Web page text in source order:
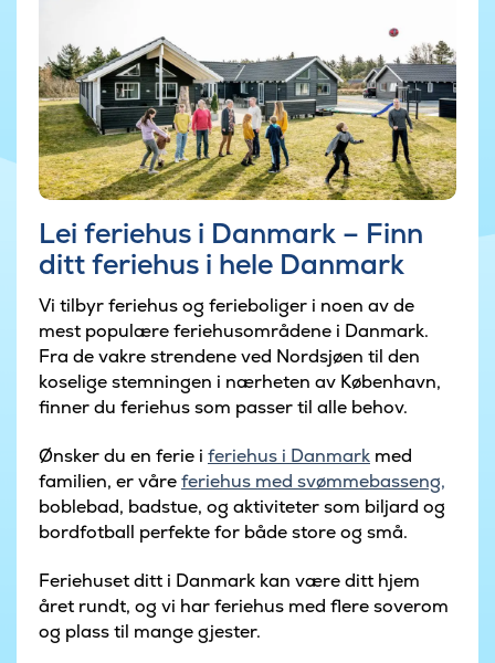
Lei feriehus i Danmark – Finn
ditt feriehus i hele Danmark
Vi tilbyr feriehus og ferieboliger i noen av de
mest populære feriehusområdene i Danmark.
Fra de vakre strendene ved Nordsjøen til den
koselige stemningen i nærheten av København,
finner du feriehus som passer til alle behov.
Ønsker du en ferie i feriehus i Danmark med
familien, er våreferiehus med svømmebasseng,
boblebad, badstue, og aktiviteter som biljard og
bordfotball perfekte for både store og små.
Feriehuset ditt i Danmark kan være ditt hjem
året rundt, og vi har feriehus med flere soverom
og plass til mange gjester.